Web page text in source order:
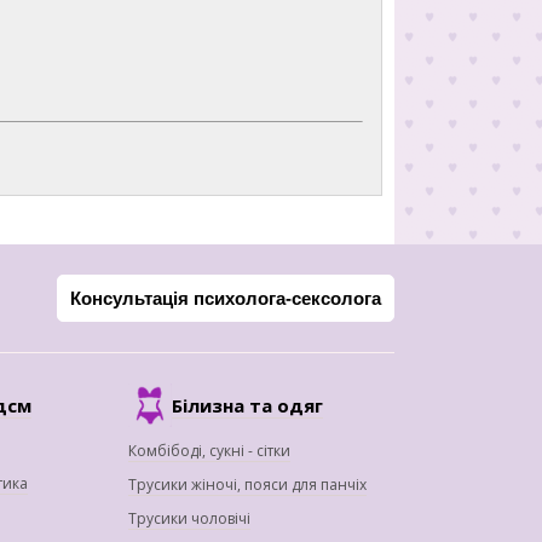
Консультація психолога-сексолога
Білизна та одяг
Комбібоді, сукні - сітки
Трусики жіночі, пояси для панчіх
Трусики чоловічі